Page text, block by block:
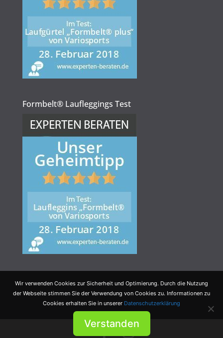
Formbelt® Laufleggings Test
Wir verwenden Cookies zur Sicherheit und Optimierung. Durch die Nutzung
der Webseite stimmen Sie der Verwendung von Cookies zu. Informationen zu
Cookies erhalten Sie in unserer Datenschutzerklärung
Verstanden